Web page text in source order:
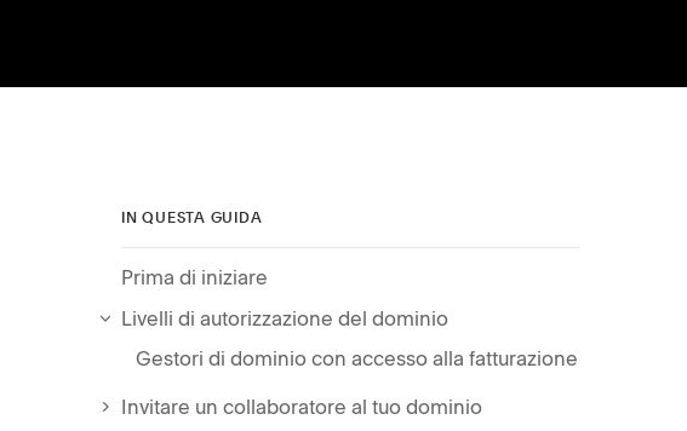
IN QUESTA GUIDA
Prima di iniziare
Livelli di autorizzazione del dominio
Gestori di dominio con accesso alla fatturazione
Invitare un collaboratore al tuo dominio